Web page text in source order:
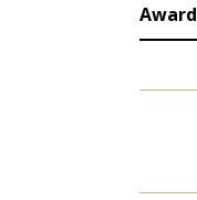
Award